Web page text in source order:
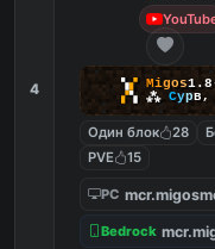
4 ▚▞ Migos
▞▚ ⁂ Сурв,
Один блок 28
PVE
15
PC
Bedrock